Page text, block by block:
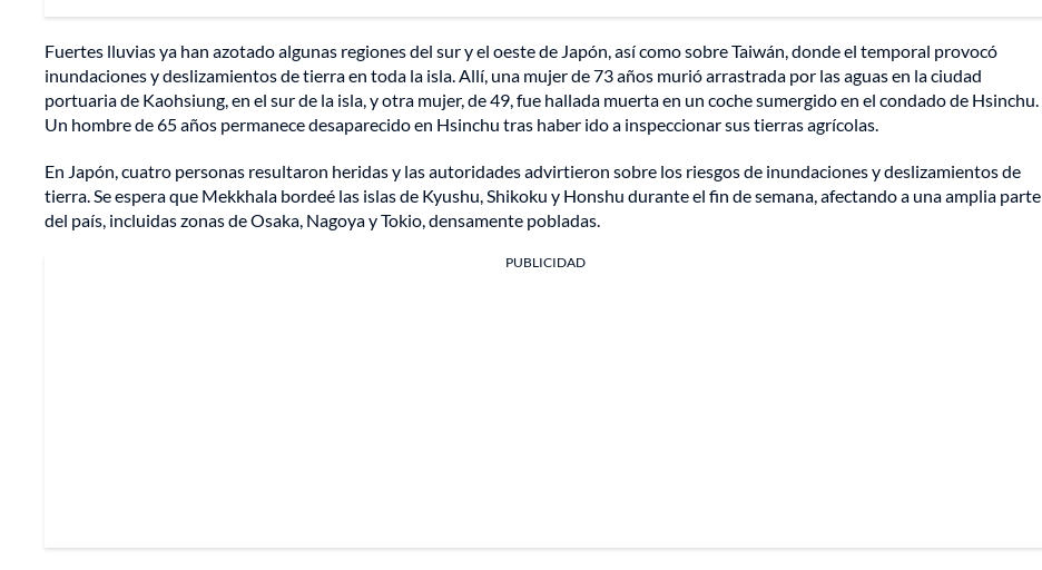
Fuertes lluvias ya han azotado algunas regiones del sur y el oeste de Japón, así como sobre Taiwán, donde el temporal provocó
inundaciones y deslizamientos de tierra en toda la isla. Allí, una mujer de 73 años murió arrastrada por las aguas en la ciudad
portuaria de Kaohsiung, en el sur de la isla, y otra mujer, de 49, fue hallada muerta en un coche sumergido en el condado de Hsinchu.
Un hombre de 65 años permanece desaparecido en Hsinchu tras haber ido a inspeccionar sus tierras agrícolas.
En Japón, cuatro personas resultaron heridas y las autoridades advirtieron sobre los riesgos de inundaciones y deslizamientos de
tierra. Se espera que Mekkhala bordeé las islas de Kyushu, Shikoku y Honshu durante el fin de semana, afectando a una amplia parte
del país, incluidas zonas de Osaka, Nagoya y Tokio, densamente pobladas.
PUBLICIDAD